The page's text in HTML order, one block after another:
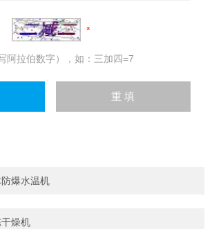
阿拉伯数字），如：三加四=7
爆水温机
燥机